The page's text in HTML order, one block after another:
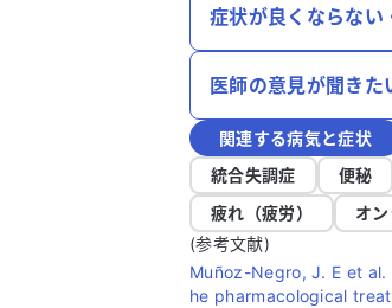
症状が良くならない
医師の意見が聞き
関連する病気と症状
統合失調症
便秘
疲れ（疲労）
オ
(参考文献)
Muñoz-Negro, J. E et
he pharmacological